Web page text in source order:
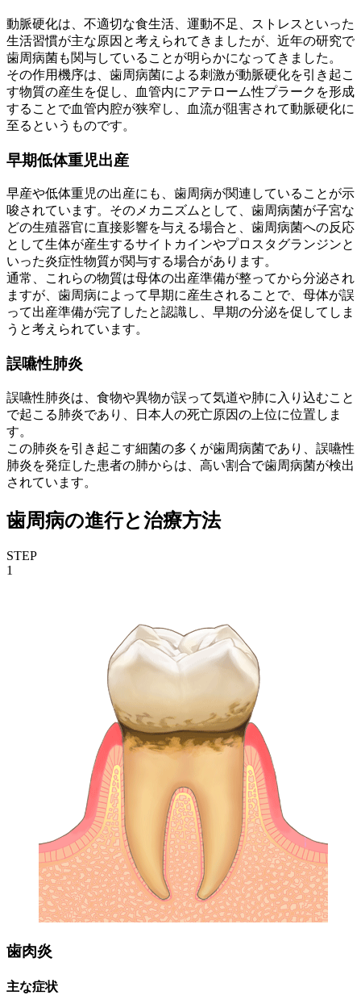
動脈硬化は、不適切な食生活、運動不足、ストレスといった
生活習慣が主な原因と考えられてきましたが、近年の研究で
歯周病菌も関与していることが明らかになってきました。
その作用機序は、歯周病菌による刺激が動脈硬化を引き起こ
す物質の産生を促し、血管内にアテローム性プラークを形成
することで血管内腔が狭窄し、血流が阻害されて動脈硬化に
至るというものです。
早期低体重児出産
早産や低体重児の出産にも、歯周病が関連していることが示
唆されています。そのメカニズムとして、歯周病菌が子宮な
どの生殖器官に直接影響を与える場合と、歯周病菌への反応
として生体が産生するサイトカインやプロスタグランジンと
いった炎症性物質が関与する場合があります。
通常、これらの物質は母体の出産準備が整ってから分泌され
ますが、歯周病によって早期に産生されることで、母体が誤
って出産準備が完了したと認識し、早期の分泌を促してしま
うと考えられています。
誤嚥性肺炎
誤嚥性肺炎は、食物や異物が誤って気道や肺に入り込むこと
で起こる肺炎であり、日本人の死亡原因の上位に位置しま
す。
この肺炎を引き起こす細菌の多くが歯周病菌であり、誤嚥性
肺炎を発症した患者の肺からは、高い割合で歯周病菌が検出
されています。
歯周病の進行と治療方法
STEP
1
歯肉炎
主な症状